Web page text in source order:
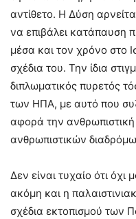
αντίθετο. Η Δύση
να επιβάλει κατάπαυση
μέσα και τον χρόνο στο
σχέδια του. Την ίδια
διπλωματικός πυρετός
των ΗΠΑ, με αυτό που
αφορά την ανθρωπιστική
ανθρωπιστικών
Δεν είναι τυχαίο ότι
ακόμη και η
σχέδια εκτοπισμού των